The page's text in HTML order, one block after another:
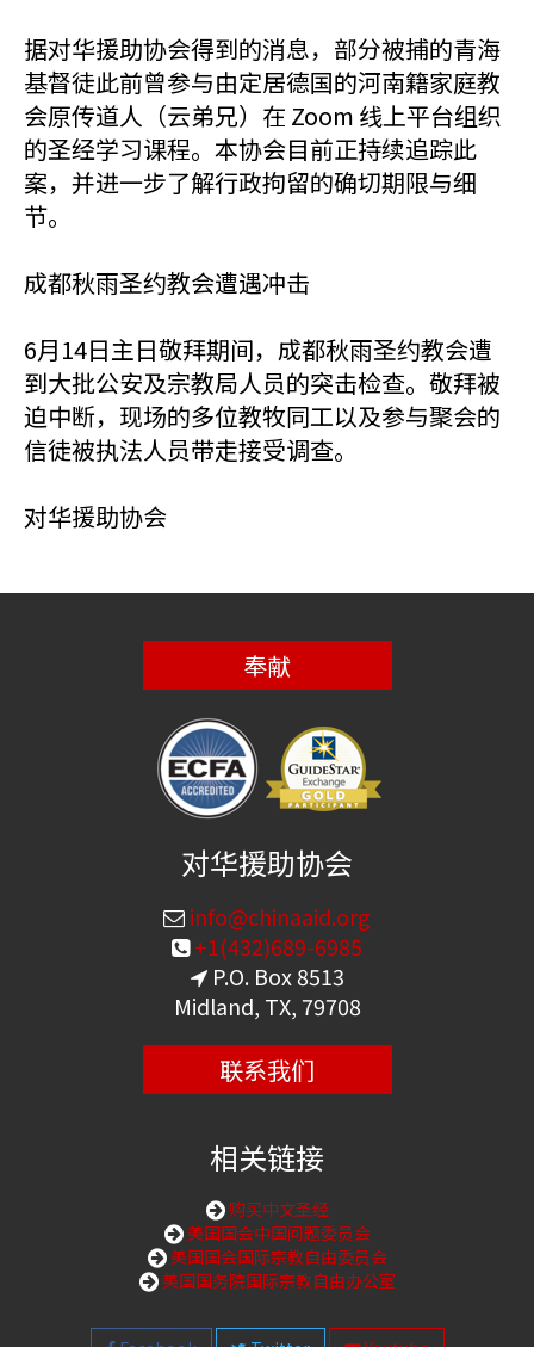
据对华援助协会得到的消息，部分被捕的青海
基督徒此前曾参与由定居德国的河南籍家庭教
会原传道人（云弟兄）在 Zoom 线上平台组织
的圣经学习课程。本协会目前正持续追踪此
案，并进一步了解行政拘留的确切期限与细
节。
成都秋雨圣约教会遭遇冲击
6月14日主日敬拜期间，成都秋雨圣约教会遭
到大批公安及宗教局人员的突击检查。敬拜被
迫中断，现场的多位教牧同工以及参与聚会的
信徒被执法人员带走接受调查。
对华援助协会
奉献
对华援助协会
info@chinaaid.org
+1(432)689-6985
P.O. Box 8513
Midland, TX, 79708
联系我们
相关链接
购买中文圣经
美国国会中国问题委员会
美国国会国际宗教自由委员会
美国国务院国际宗教自由办公室